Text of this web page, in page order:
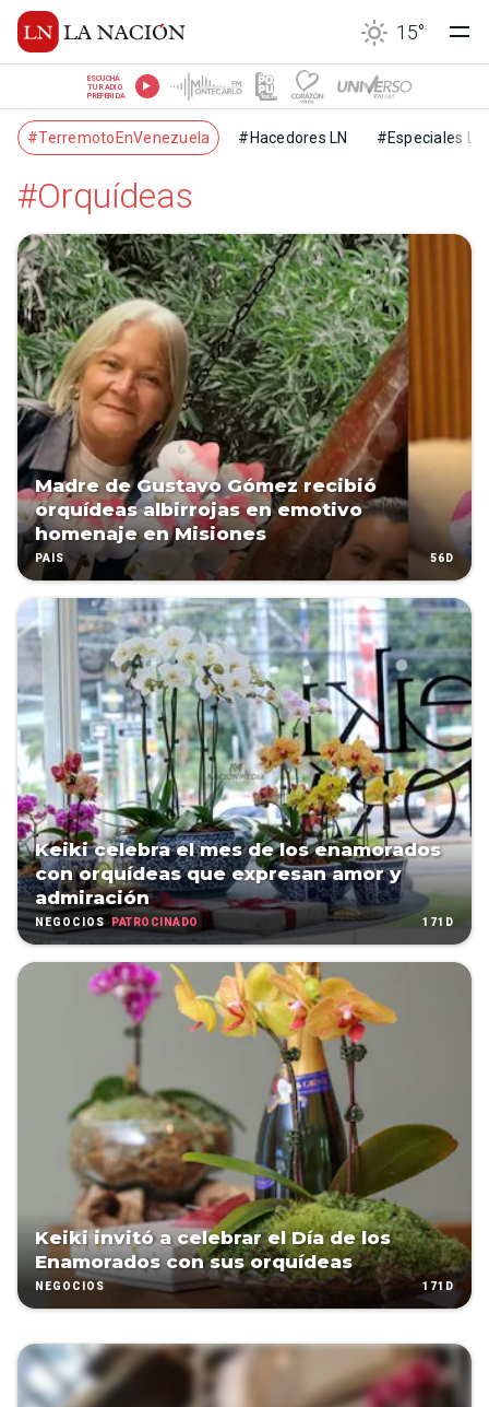
15°
ESCUCHÁ
TU RADIO
PREFERIDA
#TerremotoEnVenezuela #Hacedores LN #Especiales LN
#Orquídeas
Madre de Gustavo Gómez recibió
orquídeas albirrojas en emotivo
homenaje en Misiones
PAÍS 56D
Keiki celebra el mes de los enamorados
con orquídeas que expresan amor y
admiración
NEGOCIOS PATROCINADO 171D
Keiki invitó a celebrar el Día de los
Enamorados con sus orquídeas
NEGOCIOS 171D